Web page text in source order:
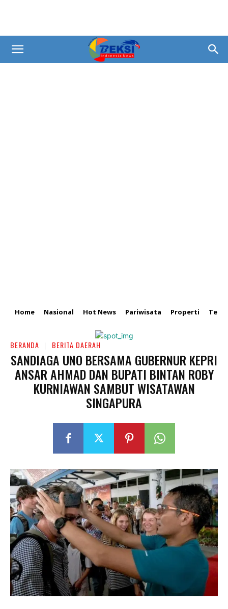
Home Nasional Hot News Pariwisata Properti
BERANDA BERITA DAERAH
SANDIAGA UNO BERSAMA GUBERNUR KEPRI
ANSAR AHMAD DAN BUPATI BINTAN ROBY
KURNIAWAN SAMBUT WISATAWAN
SINGAPURA